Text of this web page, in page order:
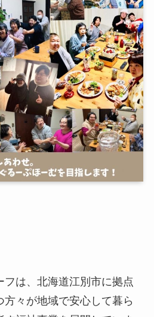
は、北海道江別市に拠点
方々が地域で安心して暮ら